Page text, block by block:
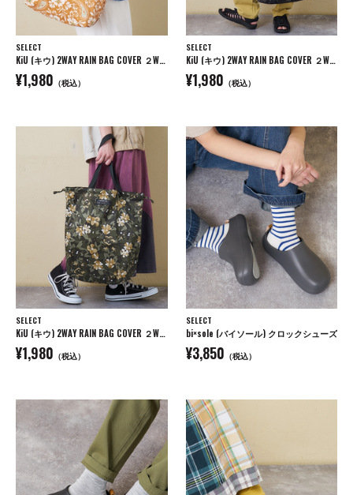
SELECT
KiU (キウ) 2WAY RAIN BAG COVER ２WAYレインバッグカバー
¥1,980 （税込）
SELECT
KiU (キウ) 2WAY RAIN BAG COVER ２WAYレインバッグカバー
¥1,980 （税込）
SELECT
KiU (キウ) 2WAY RAIN BAG COVER ２WAYレインバッグカバー
¥1,980 （税込）
SELECT
bi×sole (バイソール) クロックシューズ
¥3,850 （税込）